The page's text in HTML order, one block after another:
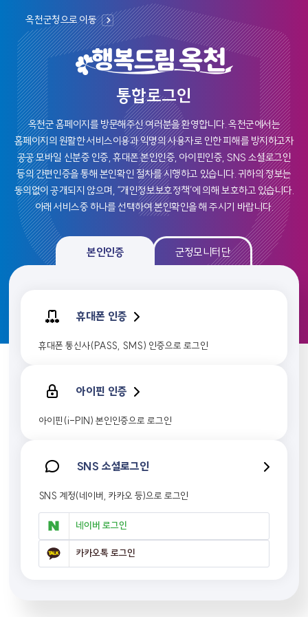
옥천군청으로 이동
통합로그인
옥천군 홈페이지를 방문해주신 여러분을 환영합니다.옥천군에서는
홈페이지의 원활한 서비스이용과 익명의 사용자로 인한 피해를 방지하고자
공공 모바일 신분증 인증, 휴대폰 본인인증, 아이핀인증, SNS 소셜로그인
등의간편인증을 통해 본인확인 절차를 시행하고 있습니다. 귀하의 정보는
동의없이 공개되지 않으며, “개인정보보호정책’에 의해 보호하고 있습니다.
아래 서비스중 하나를 선택하여 본인확인을 해 주시기 바랍니다.
본인인증 군정모니터단
휴대폰 인증
휴대폰 통신사(PASS, SMS) 인증으로 로그인
아이핀 인증
아이핀(i-PIN) 본인인증으로 로그인
SNS 소셜로그인
SNS 계정(네이버, 카카오 등)으로 로그인
네이버 로그인
카카오톡 로그인